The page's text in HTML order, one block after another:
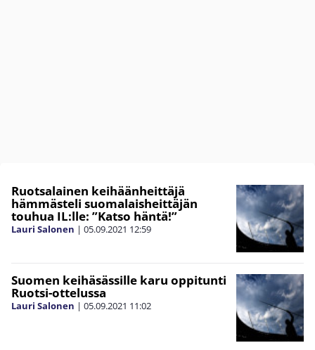
Ruotsalainen keihäänheittäjä
hämmästeli suomalaisheittäjän
touhua IL:lle: ”Katso häntä!”
Lauri Salonen | 05.09.2021 12:59
Suomen keihäsässille karu oppitunti
Ruotsi-ottelussa
Lauri Salonen | 05.09.2021 11:02